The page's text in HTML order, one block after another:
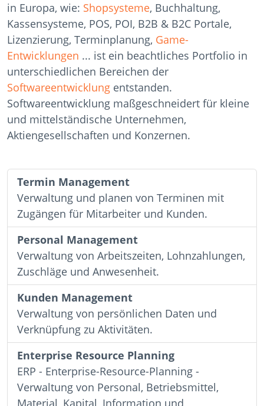
in Europa, wie: Shopsysteme, Buchhaltung,
Kassensysteme, POS, POI, B2B & B2C Portale,
Lizenzierung, Terminplanung, Game-
Entwicklungen ... ist ein beachtliches Portfolio in
unterschiedlichen Bereichen der
Softwareentwicklung entstanden.
Softwareentwicklung maßgeschneidert für kleine
und mittelständische Unternehmen,
Aktiengesellschaften und Konzernen.
Termin Management
Verwaltung und planen von Terminen mit
Zugängen für Mitarbeiter und Kunden.
Personal Management
Verwaltung von Arbeitszeiten, Lohnzahlungen,
Zuschläge und Anwesenheit.
Kunden Management
Verwaltung von persönlichen Daten und
Verknüpfung zu Aktivitäten.
Enterprise Resource Planning
ERP - Enterprise-Resource-Planning -
Verwaltung von Personal, Betriebsmittel,